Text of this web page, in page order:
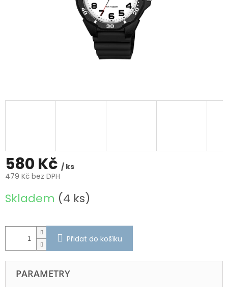
580 Kč / ks
479 Kč bez DPH
cena:
Skladem (4 ks)
Přidat do košíku
PARAMETRY